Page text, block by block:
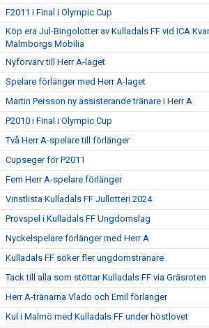
F2011 i Final i Olympic Cup
Köp era Jul-Bingolotter av Kulladals FF vid ICA
Malmborgs Mobilia
Nyförvärv till Herr A-laget
Spelare förlänger med Herr A-laget
Martin Persson ny assisterande tränare i Herr A
P2010 i Final i Olympic Cup
Två Herr A-spelare till förlänger
Cupseger för P2011
Fem Herr A-spelare förlänger
Vinstlista Kulladals FF Jullotteri 2024
Provspel i Kulladals FF Ungdomslag
Nyckelspelare förlänger med Herr A
Kulladals FF söker fler ungdomstränare
Tack till alla som stöttar Kulladals FF via Gräsroten
Herr A-tränarna Vlado och Emil förlänger
Kul i Malmö med Kulladals FF under höstlovet